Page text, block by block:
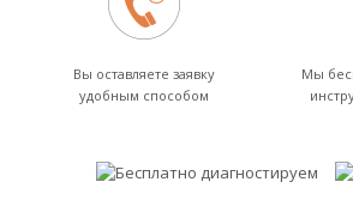
Вы оставляете заявку
удобным способом
Мы